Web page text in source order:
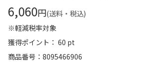
6,060円(送料・税込)
※軽減税率対象
獲得ポイント： 60 pt
商品番号
8095466906